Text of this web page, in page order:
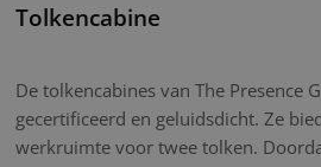
Tolkencabine
De tolkencabines van The Presence
gecertificeerd en geluidsdicht. Ze
werkruimte voor twee tolken.